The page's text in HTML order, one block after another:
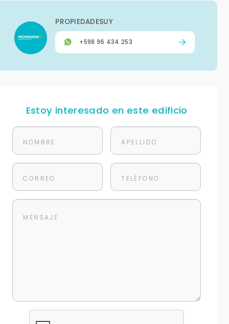
PROPIEDADESUY
+598 96 434 253
Estoy interesado en este edificio